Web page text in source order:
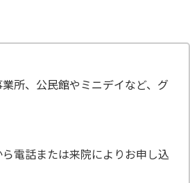
所、公民館やミニデイなど、グ
電話または来院によりお申し込